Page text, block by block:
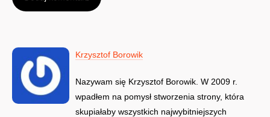
Krzysztof Borowik
Nazywam się Krzysztof Borowik. W 2009 r.
wpadłem na pomysł stworzenia strony, która
skupiałaby wszystkich najwybitniejszych